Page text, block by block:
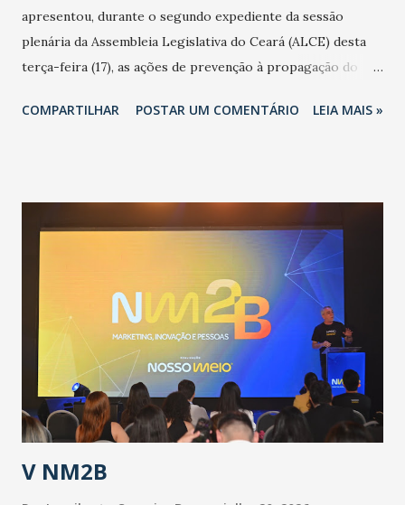
apresentou, durante o segundo expediente da sessão
plenária da Assembleia Legislativa do Ceará (ALCE) desta
terça-feira (17), as ações de prevenção à propagação do
adotadas pelo Governo do Estado na contenção da
população suspeita e de cuidados com os ambientes
públicos e domiciliares. “Nós não estamos vivendo uma
epidemia comum, como temos em todos os anos, com
aumento de casos de dengue, influenza ou H1N1. Trata-se
de uma epidemia com um vírus diferente, com um poder de
contaminação maior que outros coronavírus”, apontou o
secretário. Segundo ele, é uma epidemia com chance de
contaminação alta, podendo gerar um grande risco à
população e ao sistema de saúde. “Precisamos saber fazer a
estratificação do risco da doença, para não so...
COMPARTILHAR POSTAR UM COMENTÁRIO LEIA MAIS »
V NM2B